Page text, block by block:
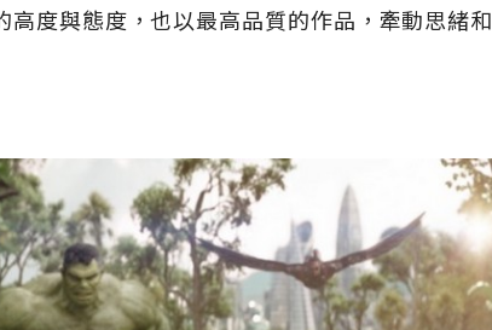
度與態度，也以最高品質的作品，牽動思緒和